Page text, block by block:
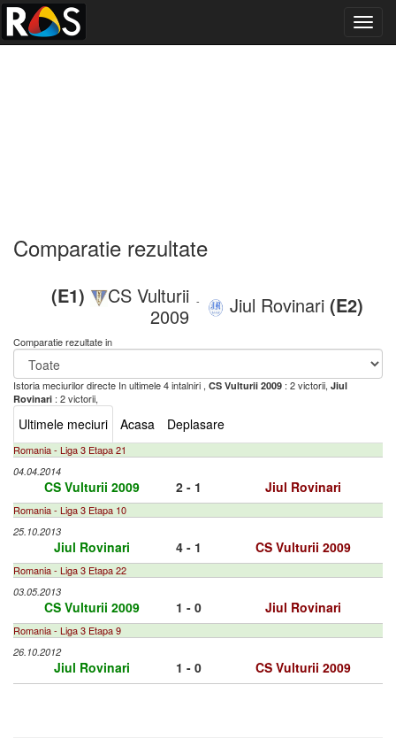
Comparatie rezultate
(E1)
CS Vulturii
2009
- Jiul Rovinari (E2)
Comparatie rezultate in
Istoria meciurilor directe In ultimele 4 intalniri , CS Vulturii 2009 : 2 victorii, Jiul
Rovinari : 2 victorii,
Ultimele meciuri Acasa Deplasare
Romania - Liga 3 Etapa 21
04.04.2014
CS Vulturii 2009 2 - 1 Jiul Rovinari
Romania - Liga 3 Etapa 10
25.10.2013
Jiul Rovinari 4 - 1 CS Vulturii 2009
Romania - Liga 3 Etapa 22
03.05.2013
CS Vulturii 2009 1 - 0 Jiul Rovinari
Romania - Liga 3 Etapa 9
26.10.2012
Jiul Rovinari 1 - 0 CS Vulturii 2009